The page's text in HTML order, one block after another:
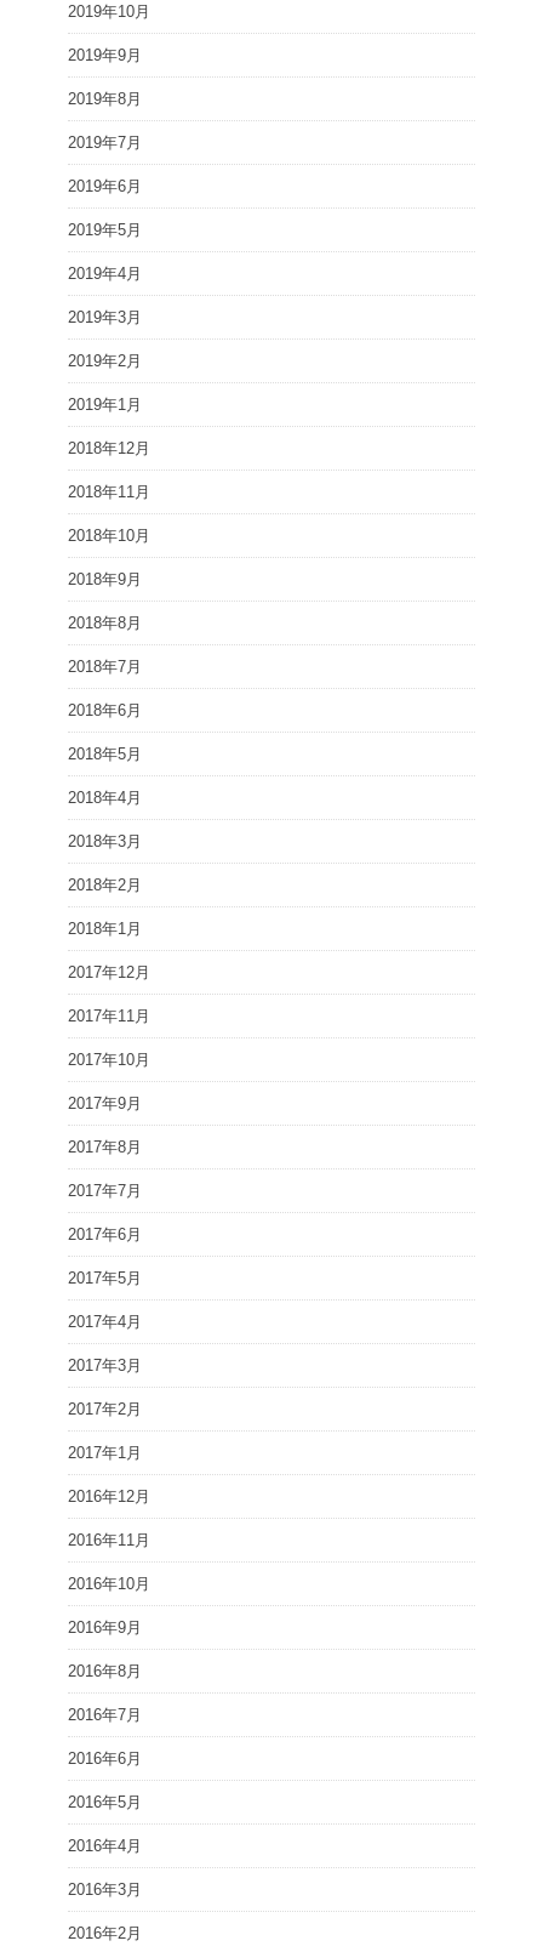
2019年10月
2019年9月
2019年8月
2019年7月
2019年6月
2019年5月
2019年4月
2019年3月
2019年2月
2019年1月
2018年12月
2018年11月
2018年10月
2018年9月
2018年8月
2018年7月
2018年6月
2018年5月
2018年4月
2018年3月
2018年2月
2018年1月
2017年12月
2017年11月
2017年10月
2017年9月
2017年8月
2017年7月
2017年6月
2017年5月
2017年4月
2017年3月
2017年2月
2017年1月
2016年12月
2016年11月
2016年10月
2016年9月
2016年8月
2016年7月
2016年6月
2016年5月
2016年4月
2016年3月
2016年2月